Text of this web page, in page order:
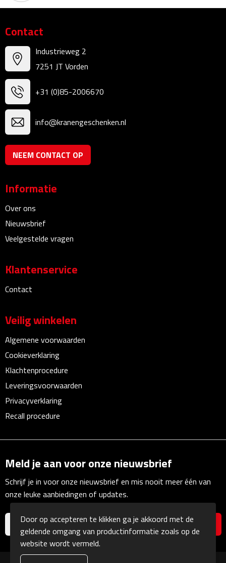
Boekenleggers
Briefopeners
Gummen
Linialen
Magneten
Muismatten
Pennen etui's
Puntenslijpers
Rekenmachines
Document- & Schrijfmappen
Documentmappen
Multifunctionele documentmappen
Schrijfmappen
Multifunctionele schrijfmappen
Klemborden
Notitieboeken en Schriften
Memo's
Memoboekjes
Memo sets
Unieke memo's
Contact
Industrieweg 2
7251 JT Vorden
+31 (0)85-2006670
info@kranengeschenken.nl
NEEM CONTACT OP
Informatie
Over ons
Nieuwsbrief
Veelgestelde vragen
Klantenservice
Contact
Veilig winkelen
Algemene voorwaarden
Cookieverklaring
Klachtenprocedure
Leveringsvoorwaarden
Privacyverklaring
Recall procedure
Meld je aan voor onze nieuwsbrief
Schrijf je in voor onze nieuwsbrief en mis nooit meer één van
onze leuke aanbiedingen of updates.
Door op accepteren te klikken ga je akkoord met de
geldende omgang van productinformatie zoals op de
website wordt vermeld.